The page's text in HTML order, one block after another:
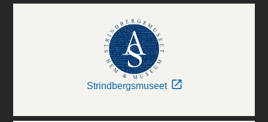
Strindbergsmuseet